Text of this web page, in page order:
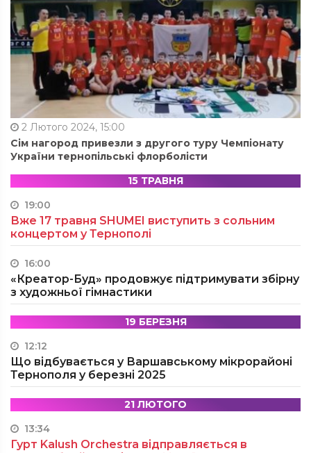
2 Лютого 2024, 15:00
Сім нагород привезли з другого туру Чемпіонату
України тернопільські флорболісти
15 ТРАВНЯ
19:00
Вже 17 травня SHUMEI виступить з сольним
концертом у Тернополі
16:00
«Креатор-Буд» продовжує підтримувати збірну
з художньої гімнастики
19 БЕРЕЗНЯ
12:12
Що відбувається у Варшавському мікрорайоні
Тернополя у березні 2025
21 ЛЮТОГО
13:34
Гурт Kalush Orchestra відправляється в